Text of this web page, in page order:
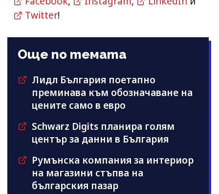
Twitter!
Още по темата
Лидл България поетапно
преминава към обозначаване на
цените само в евро
Schwarz Digits планира голям
център за данни в България
Румънска компания за интериор
на магазини стъпва на
българския пазар